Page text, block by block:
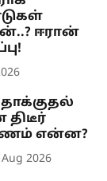
ஈரான்
திடீர்
என்ன?
2026